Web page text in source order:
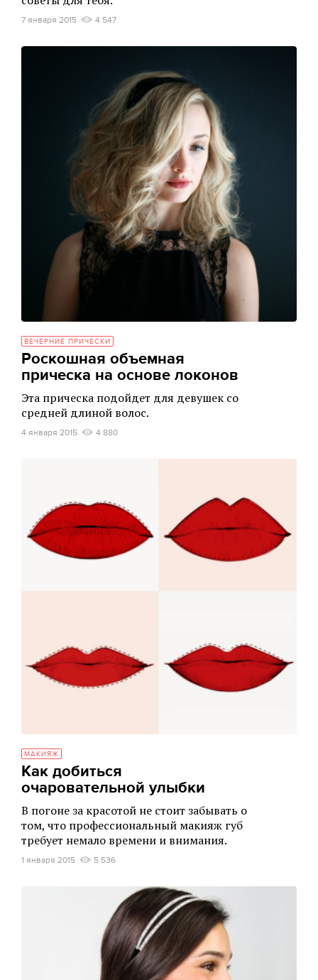
7 января 2015 4 547
ВЕЧЕРНИЕ ПРИЧЕСКИ
Роскошная объемная
прическа на основе локонов
Эта прическа подойдет для девушек со
средней длиной волос.
4 января 2015 4 880
МАКИЯЖ
Как добиться
очаровательной улыбки
В погоне за красотой не стоит забывать о
том, что профессиональный макияж губ
требует немало времени и внимания.
1 января 2015 5 536